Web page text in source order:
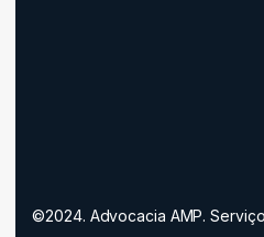
©2024. Advocacia AMP.